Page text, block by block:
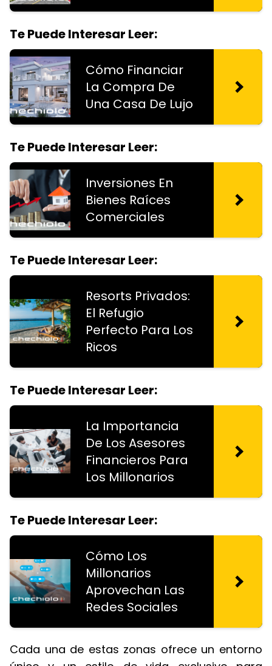
Te Puede Interesar Leer:
Cómo Financiar
La Compra De
Una Casa De Lujo
Te Puede Interesar Leer:
Inversiones En
Bienes Raíces
Comerciales
Te Puede Interesar Leer:
Resorts Privados:
El Refugio
Perfecto Para Los
Ricos
Te Puede Interesar Leer:
La Importancia
De Los Asesores
Financieros Para
Los Millonarios
Te Puede Interesar Leer:
Cómo Los
Millonarios
Aprovechan Las
Redes Sociales
Cada una de estas zonas ofrece un entorno